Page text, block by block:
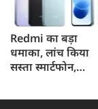
Redmi का बड़ा
धमाका, लांच किया
सस्ता स्मार्टफोन,
और 50MP कैमरा